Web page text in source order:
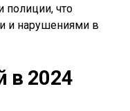
полиции, что
и нарушениями в
в 2024